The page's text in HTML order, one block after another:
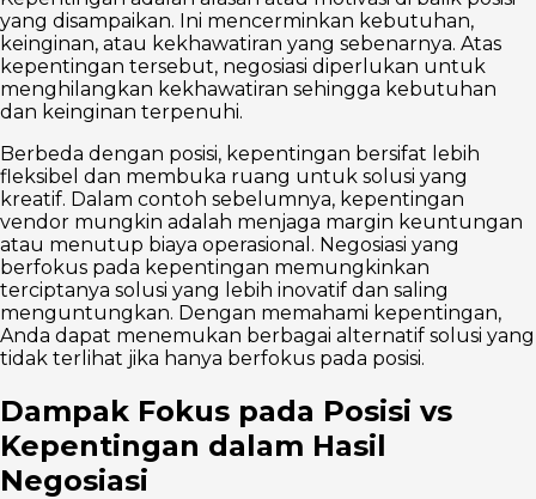
yang disampaikan. Ini mencerminkan kebutuhan,
keinginan, atau kekhawatiran yang sebenarnya. Atas
kepentingan tersebut, negosiasi diperlukan untuk
menghilangkan kekhawatiran sehingga kebutuhan
dan keinginan terpenuhi.
Berbeda dengan posisi, kepentingan bersifat lebih
fleksibel dan membuka ruang untuk solusi yang
kreatif. Dalam contoh sebelumnya, kepentingan
vendor mungkin adalah menjaga margin keuntungan
atau menutup biaya operasional. Negosiasi yang
berfokus pada kepentingan memungkinkan
terciptanya solusi yang lebih inovatif dan saling
menguntungkan. Dengan memahami kepentingan,
Anda dapat menemukan berbagai alternatif solusi yang
tidak terlihat jika hanya berfokus pada posisi.
Dampak Fokus pada Posisi vs
Kepentingan dalam Hasil
Negosiasi